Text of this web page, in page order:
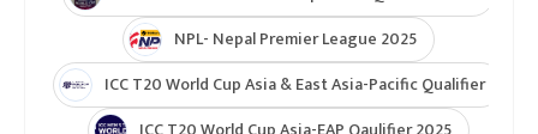
ICC Men T20 World Cup 2024
IPL 2024
Under Lights T20I Series 2026
ICC Womens T20 World Cup Global Qualifier 2026